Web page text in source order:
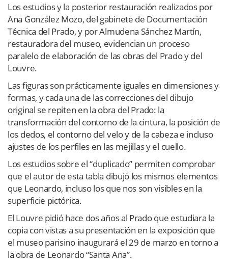
Los estudios y la posterior restauración realizados por
Ana González Mozo, del gabinete de Documentación
Técnica del Prado, y por Almudena Sánchez Martín,
restauradora del museo, evidencian un proceso
paralelo de elaboración de las obras del Prado y del
Louvre.
Las figuras son prácticamente iguales en dimensiones y
formas, y cada una de las correcciones del dibujo
original se repiten en la obra del Prado: la
transformación del contorno de la cintura, la posición de
los dedos, el contorno del velo y de la cabeza e incluso
ajustes de los perfiles en las mejillas y el cuello.
Los estudios sobre el “duplicado” permiten comprobar
que el autor de esta tabla dibujó los mismos elementos
que Leonardo, incluso los que nos son visibles en la
superficie pictórica.
El Louvre pidió hace dos años al Prado que estudiara la
copia con vistas a su presentación en la exposición que
el museo parisino inaugurará el 29 de marzo en torno a
la obra de Leonardo “Santa Ana”.